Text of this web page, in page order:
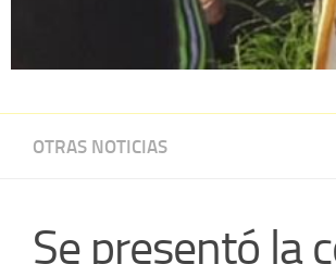
OTRAS NOTICIAS
Se presentó la